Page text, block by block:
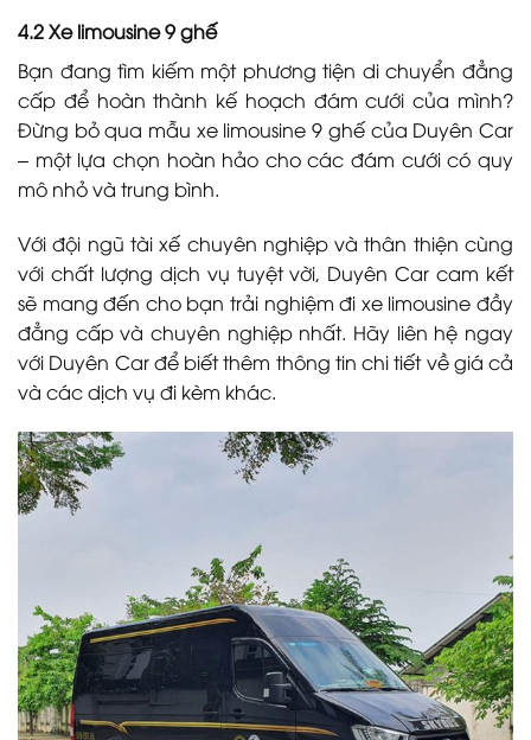
4.2 Xe limousine 9 ghế
Bạn đang tìm kiếm một phương tiện di chuyển đẳng
cấp để hoàn thành kế hoạch đám cưới của mình?
Đừng bỏ qua mẫu xe limousine 9 ghế của Duyên Car
– một lựa chọn hoàn hảo cho các đám cưới có quy
mô nhỏ và trung bình.
Với đội ngũ tài xế chuyên nghiệp và thân thiện cùng
với chất lượng dịch vụ tuyệt vời, Duyên Car cam kết
sẽ mang đến cho bạn trải nghiệm đi xe limousine đầy
đẳng cấp và chuyên nghiệp nhất. Hãy liên hệ ngay
với Duyên Car để biết thêm thông tin chi tiết về giá cả
và các dịch vụ đi kèm khác.